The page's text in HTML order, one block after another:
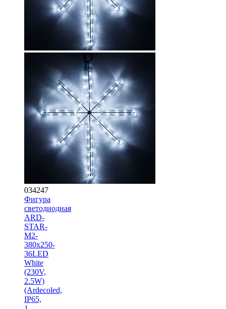
034247
Фигура
cветодиодная
ARD-
STAR-
M2-
380x250-
36LED
White
(230V,
2.5W)
(Ardecoled,
IP65,